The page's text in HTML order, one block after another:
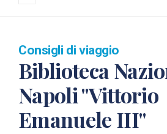
Consigli di viaggio
Biblioteca
Napoli "Vittorio
Emanuele III"